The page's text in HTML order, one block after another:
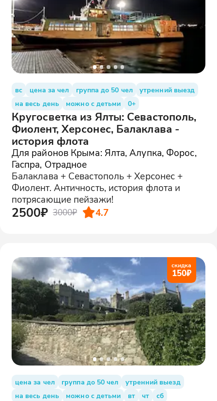
вс цена за чел группа до 50 чел
утренний выезд
на весь день
можно с детьми 0+
Кругосветка из Ялты: Севастополь,
Фиолент, Херсонес, Балаклава -
история флота
Для районов Крыма: Ялта, Алупка, Форос,
Гаспра, Отрадное
Балаклава + Севастополь + Херсонес +
Фиолент. Античность, история флота и
потрясающие пейзажи!
2500₽ 3000₽ 4.7
скидка
150₽
цена за чел группа до 50 чел
утренний выезд
на весь день
можно с детьми вт чт сб